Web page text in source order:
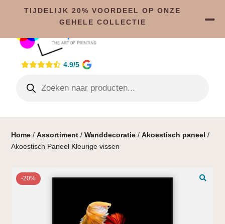
4.9/5
Home /Assortiment /Wanddecoratie /Akoestisch paneel /
Akoestisch Paneel Kleurige vissen
-20%
TIJDELIJK 20% VOORDEEL OP ONZE
GEHELE COLLECTIE